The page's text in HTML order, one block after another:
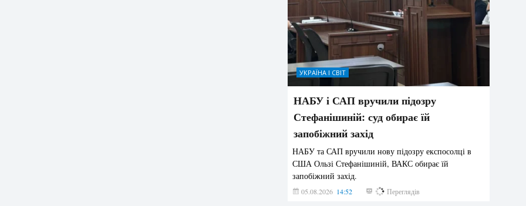
УКРАЇНА І СВІТ
НАБУ і САП вручили підозру
Стефанішиній: суд обирає їй
запобіжний захід
НАБУ та САП вручили нову підозру експосолці в
США Ользі Стефанішиній, ВАКС обирає їй
запобіжний захід.
05.08.2026 14:52 159 Переглядів